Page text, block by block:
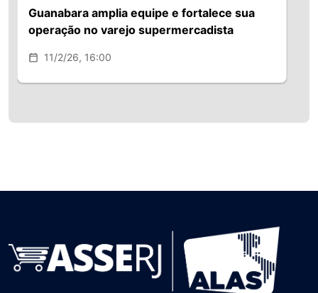
Guanabara amplia equipe e fortalece sua
operação no varejo supermercadista
11/2/26, 16:00